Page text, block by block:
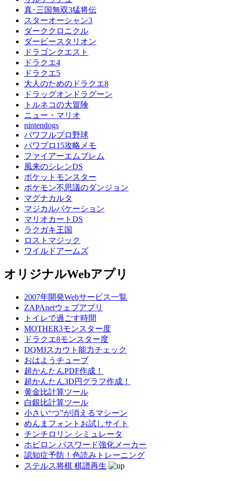
真･三国無双3猛将伝
スターオーシャン3
ダーククロニクル
ダービースタリオン
ドラゴンクエスト
ドラクエ4
ドラクエ5
大人のためのドラクエ8
ドラッグオンドラグーン
トルネコの大冒険
ニュー・マリオ
nintendogs
パワフルプロ野球
パワプロ15攻略メモ
ファイアーエムブレム
風来のシレンDS
ポケットモンスター
ポケモン不思議のダンジョン
マグナカルタ
マジカルバケーション
マリオカートDS
ラクガキ王国
ロストマジック
ワイルドアームズ
オリジナルWebアプリ
2007年開発Webサービス一覧
ZAPAnetウェブアプリ
トイレで過ごす時間
MOTHER3モンスター度
ドラクエ8モンスター度
DQMJスカウト能力チェック
おはようチューブ
超かんたんPDF作成！
超かんたん3D円グラフ作成！
黄金比計算ツール
白銀比計算ツール
小さい“つ”が消えるマシーン
めんまフォントお試しサイト
チンチロリン シミュレータ
ホビロン パスワード強化メーカー
認知症予防！色読みトレーニング
ステルス将棋 棋譜再生